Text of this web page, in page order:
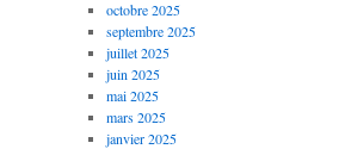
octobre 2025
septembre 2025
juillet 2025
juin 2025
mai 2025
mars 2025
janvier 2025